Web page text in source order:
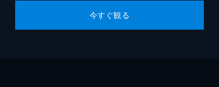
今すぐ観る